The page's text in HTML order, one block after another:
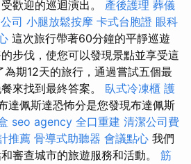
歡迎的巡迴演出。 產後護理 葬儀
司 小腿放鬆按摩 卡式台胞證 眼科
這次旅行帶著60分鐘的平靜巡遊
步伐，使您可以發現景點並享受這
期12天的旅行，通過嘗試五個最
來找到最終答案。 臥式冷凍櫃 護
達佩斯達恐怖分是您發現布達佩斯
seo agency 全口重建 清潔公司費
推薦 骨導式助聽器 會議點心 我們
審查城市的旅遊服務和活動。 筋